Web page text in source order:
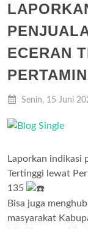
ECERAN
Senin, 15 Juni
Laporkan indikasi
Tertinggi lewat
135
Bisa juga
masyarakat